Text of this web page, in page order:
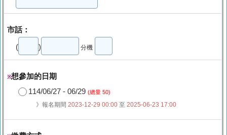
市話：
( ) 分機
※想參加的日期
114/06/27 - 06/29 (總量 50)
》報名期間 2023-12-29 00:00 至 2025-06-23 17:00